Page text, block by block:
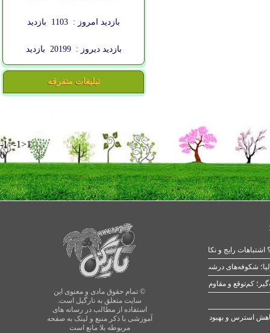
بازدید امروز : 1103 بازدید
بازدید دیروز : 20199 بازدید
تبلیغات متفرقه
-1>-1>1
0
© تمام حقوق مادی و معنوی این
سایت متعلق به نارگیل است.
استفاده از مطالب در رسانه های
آموزشی با ذکر منبع و لینک به صفحه
مربوطه بلا مانع است
رایج و نکات طلایی
شکوفه‌های درشت در بهار